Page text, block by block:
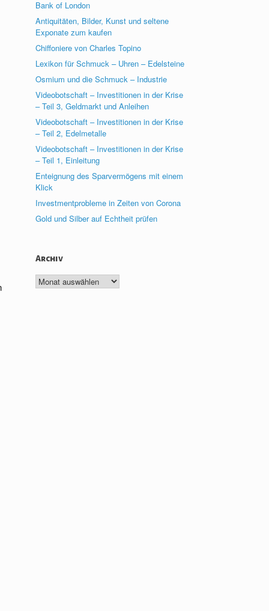
Bank of London
Antiquitäten, Bilder, Kunst und seltene
Exponate zum kaufen
Chiffoniere von Charles Topino
Lexikon für Schmuck – Uhren – Edelsteine
Osmium und die Schmuck – Industrie
Videobotschaft – Investitionen in der Krise
– Teil 3, Geldmarkt und Anleihen
Videobotschaft – Investitionen in der Krise
– Teil 2, Edelmetalle
Videobotschaft – Investitionen in der Krise
– Teil 1, Einleitung
Enteignung des Sparvermögens mit einem
Klick
Investmentprobleme in Zeiten von Corona
Gold und Silber auf Echtheit prüfen
Archiv
Archiv